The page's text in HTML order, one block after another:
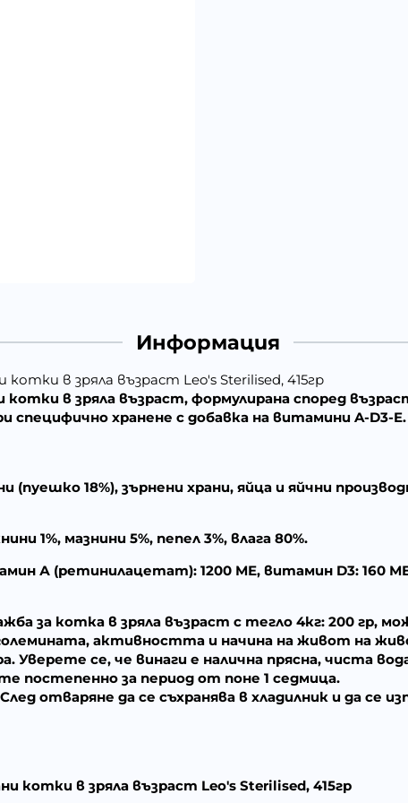
Информация
в зряла възраст Leo's Sterilised, 415гр
котки в зряла възраст, формулирана според
специфично хранене с добавка на витамини A-D3-
(пуешко 18%), зърнени храни, яйца и яйчни
1%, мазнини 5%, пепел 3%, влага 80%.
А (ретинилацетат): 1200 МЕ, витамин D3: 160
за котка в зряла възраст с тегло 4кг: 200 гр,
активността и начина на живот на
Уверете се, че винаги е налична прясна, чиста
постепенно за период от поне 1 седмица.
отваряне да се съхранява в хладилник и да се
котки в зряла възраст Leo's Sterilised, 415гр